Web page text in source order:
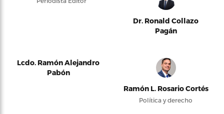
Dr. Ronald Collazo
Pagán
Lcdo. Ramón Alejandro
Pabón
Ramón L. Rosario Cortés
Política y derecho